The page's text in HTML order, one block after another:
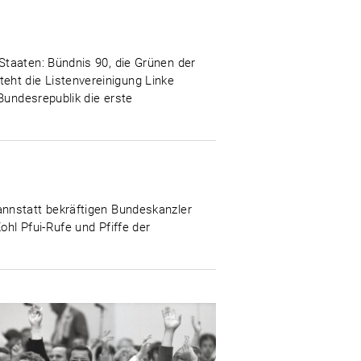
Bündnis 90, die Grünen der
die Listenvereinigung Linke
die erste
bekräftigen Bundeskanzler
Pfui-Rufe und Pfiffe der